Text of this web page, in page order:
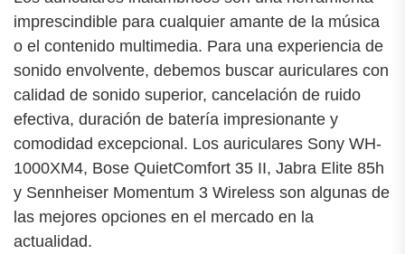
imprescindible para cualquier amante de la música
o el contenido multimedia. Para una experiencia de
sonido envolvente, debemos buscar auriculares con
calidad de sonido superior, cancelación de ruido
efectiva, duración de batería impresionante y
comodidad excepcional. Los auriculares Sony WH-
1000XM4, Bose QuietComfort 35 II, Jabra Elite 85h
y Sennheiser Momentum 3 Wireless son algunas de
las mejores opciones en el mercado en la
actualidad.